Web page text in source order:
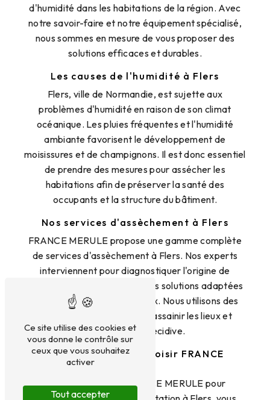
d'humidité dans les habitations de la région. Avec
notre savoir-faire et notre équipement spécialisé,
nous sommes en mesure de vous proposer des
solutions efficaces et durables.
Les causes de l'humidité à Flers
Flers, ville de Normandie, est sujette aux
problèmes d'humidité en raison de son climat
océanique. Les pluies fréquentes et l'humidité
ambiante favorisent le développement de
moisissures et de champignons. Il est donc essentiel
de prendre des mesures pour assécher les
habitations afin de préserver la santé des
occupants et la structure du bâtiment.
Nos services d'assèchement à Flers
FRANCE MERULE propose une gamme complète
de services d'assèchement à Flers. Nos experts
interviennent pour diagnostiquer l'origine de
l'humidité, mettre en place des solutions adaptées
et assurer le suivi des travaux. Nous utilisons des
techniques de pointe pour assainir les lieux et
prévenir toute récidive.
Les avantages de choisir FRANCE
En faisant appel à FRANCE MERULE pour
Ce site utilise des cookies et
vous donne le contrôle sur
ceux que vous souhaitez
activer
Tout accepter